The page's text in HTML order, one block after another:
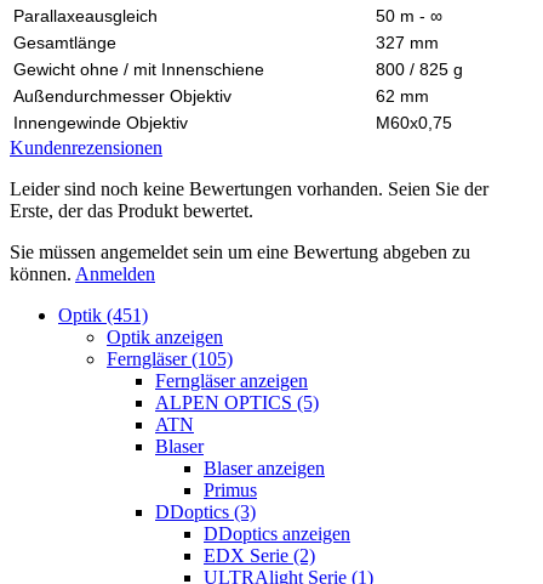
Parallaxeausgleich
50 m - ∞
Gesamtlänge
327 mm
Gewicht ohne / mit Innenschiene
800 / 825 g
Außendurchmesser Objektiv
62 mm
Innengewinde Objektiv
M60x0,75
Kundenrezensionen
Leider sind noch keine Bewertungen vorhanden. Seien Sie der
Erste, der das Produkt bewertet.
Sie müssen angemeldet sein um eine Bewertung abgeben zu
können. Anmelden
Optik (451)
Optik anzeigen
Ferngläser (105)
Ferngläser anzeigen
ALPEN OPTICS (5)
ATN
Blaser
Blaser anzeigen
Primus
DDoptics (3)
DDoptics anzeigen
EDX Serie (2)
ULTRAlight Serie (1)